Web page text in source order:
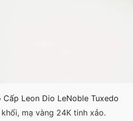
Leon Dio LeNoble Tuxedo
mạ vàng 24K tinh xảo.